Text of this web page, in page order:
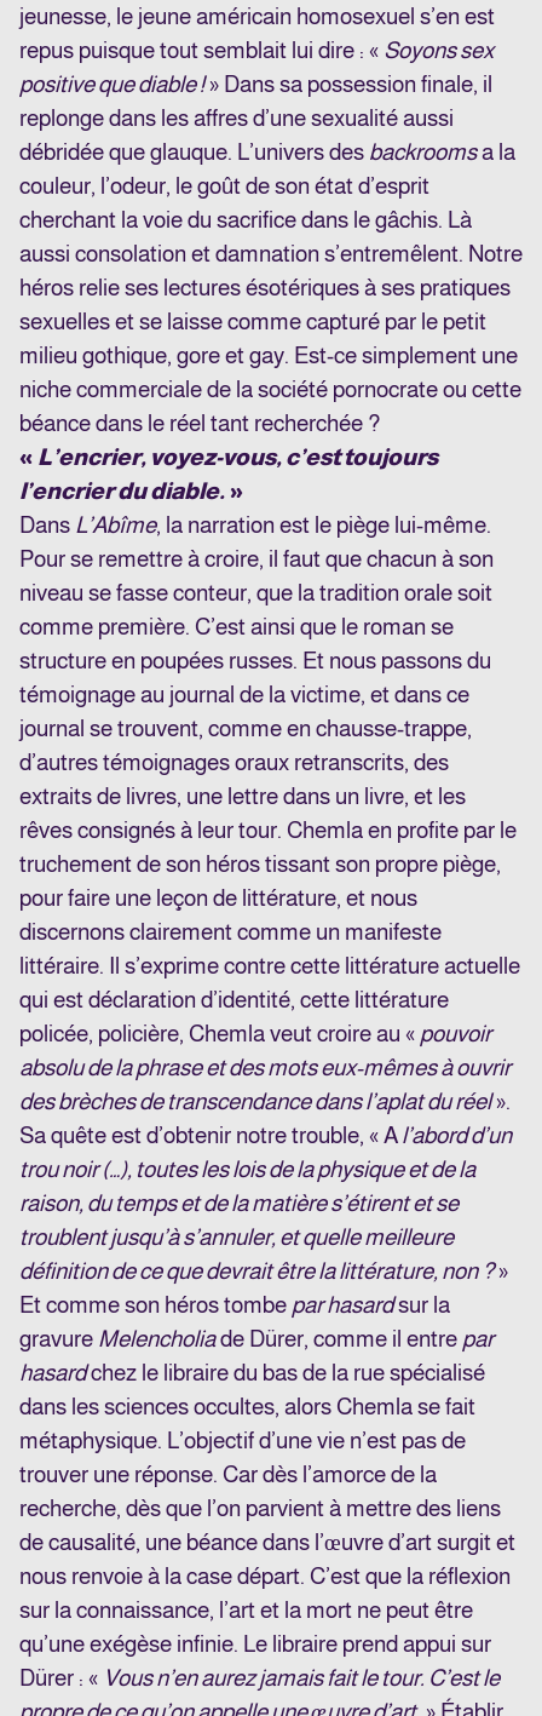
jeunesse, le jeune américain homosexuel s’en est
repus puisque tout semblait lui dire : « Soyons sex
positive que diable !» Dans sa possession finale, il
replonge dans les affres d’une sexualité aussi
débridée que glauque. L’univers des backroomsa la
couleur, l’odeur, le goût de son état d’esprit
cherchant la voie du sacrifice dans le gâchis. Là
aussi consolation et damnation s’entremêlent. Notre
héros relie ses lectures ésotériques à ses pratiques
sexuelles et se laisse comme capturé par le petit
milieu gothique, gore et gay. Est-ce simplement une
niche commerciale de la société pornocrate ou cette
béance dans le réel tant recherchée ?
« L’encrier, voyez-vous, c’est toujours
l’encrier du diable. »
Dans L’Abîme, la narration est le piège lui-même.
Pour se remettre à croire, il faut que chacun à son
niveau se fasse conteur, que la tradition orale soit
comme première. C’est ainsi que le roman se
structure en poupées russes. Et nous passons du
témoignage au journal de la victime, et dans ce
journal se trouvent, comme en chausse-trappe,
d’autres témoignages oraux retranscrits, des
extraits de livres, une lettre dans un livre, et les
rêves consignés à leur tour. Chemla en profite par le
truchement de son héros tissant son propre piège,
pour faire une leçon de littérature, et nous
discernons clairement comme un manifeste
littéraire. Il s’exprime contre cette littérature actuelle
qui est déclaration d’identité, cette littérature
policée, policière, Chemla veut croire au « pouvoir
absolu de la phrase et des mots eux-mêmes à ouvrir
des brèches de transcendance dans l’aplat du réel».
Sa quête est d’obtenir notre trouble, « Al’abord d’un
trou noir (…), toutes les lois de la physique et de la
raison, du temps et de la matière s’étirent et se
troublent jusqu’à s’annuler, et quelle meilleure
définition de ce que devrait être la littérature, non ?»
Et comme son héros tombe par hasardsur la
gravure Melencholiade Dürer, comme il entre par
hasardchez le libraire du bas de la rue spécialisé
dans les sciences occultes, alors Chemla se fait
métaphysique. L’objectif d’une vie n’est pas de
trouver une réponse. Car dès l’amorce de la
recherche, dès que l’on parvient à mettre des liens
de causalité, une béance dans l’œuvre d’art surgit et
nous renvoie à la case départ. C’est que la réflexion
sur la connaissance, l’art et la mort ne peut être
qu’une exégèse infinie. Le libraire prend appui sur
Dürer : « Vous n’en aurez jamais fait le tour. C’est le